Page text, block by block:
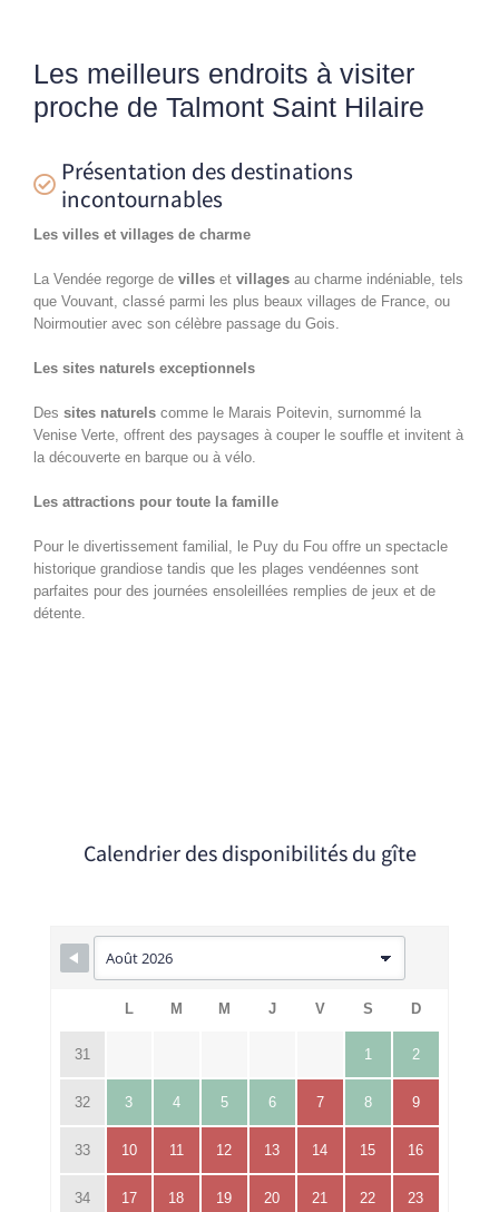
Les meilleurs endroits à visiter
proche de Talmont Saint Hilaire
Présentation des destinations
incontournables
Les villes et villages de charme
La Vendée regorge de villes et villages au charme indéniable, tels
que Vouvant, classé parmi les plus beaux villages de France, ou
Noirmoutier avec son célèbre passage du Gois.
Les sites naturels exceptionnels
Des sites naturels comme le Marais Poitevin, surnommé la
Venise Verte, offrent des paysages à couper le souffle et invitent à
la découverte en barque ou à vélo.
Les attractions pour toute la famille
Pour le divertissement familial, le Puy du Fou offre un spectacle
historique grandiose tandis que les plages vendéennes sont
parfaites pour des journées ensoleillées remplies de jeux et de
détente.
Calendrier des disponibilités du gîte
L M M J V S D
31 1 2
32 3 4 5 6 7 8 9
33 10 11 12 13 14 15 16
34 17 18 19 20 21 22 23